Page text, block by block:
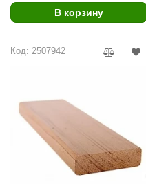
В корзину
Код: 2507942